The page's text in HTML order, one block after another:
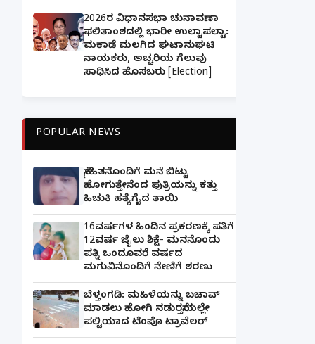
2026ರ ವಿಧಾನಸಭಾ ಚುನಾವಣಾ
ಫಲಿತಾಂಶದಲ್ಲಿ ಭಾರೀ ಉಲ್ಟಾಪಲ್ಟಾ:
ಮಕಾಡೆ ಮಲಗಿದ ಘಟಾನುಘಟಿ
ನಾಯಕರು, ಅಚ್ಚರಿಯ ಗೆಲುವು
ಸಾಧಿಸಿದ ಹೊಸಬರು [Election]
POPULAR NEWS
ಸ್ನೇಹಿತನೊಂದಿಗೆ ಮನೆ ಬಿಟ್ಟು
ಹೋಗುತ್ತೇನೆಂದ ಪುತ್ರಿಯನ್ನು ಕತ್ತು
ಹಿಚುಕಿ ಹತ್ಯೆಗೈದ ತಾಯಿ
16ವರ್ಷಗಳ ಹಿಂದಿನ ಪ್ರಕರಣಕ್ಕೆ ಪತಿಗೆ
12ವರ್ಷ ಜೈಲು ಶಿಕ್ಷೆ- ಮನನೊಂದು
ಪತ್ನಿ ಒಂದೂವರೆ ವರ್ಷದ
ಮಗುವಿನೊಂದಿಗೆ ನೇಣಿಗೆ ಶರಣು
ಬೆಳ್ತಂಗಡಿ: ಮಹಿಳೆಯನ್ನು ಬಚಾವ್
ಮಾಡಲು ಹೋಗಿ ನಡುರಸ್ತೆಯಲ್ಲೇ
ಪಲ್ಟಿಯಾದ ಟೆಂಪೊ ಟ್ರಾವೆಲರ್